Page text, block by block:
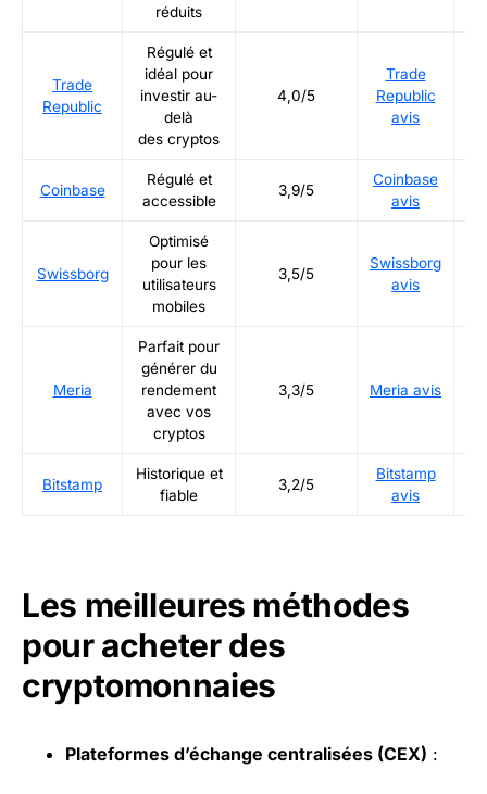
réduits
Trade
Republic
Régulé et
idéal pour
investir au-
delà
des cryptos
4,0/5
Trade
Republic
avis
Coinbase
Régulé et
accessible
3,9/5
Coinbase
avis
Swissborg
Optimisé
pour les
utilisateurs
mobiles
3,5/5
Swissborg
avis
Meria
Parfait pour
générer du
rendement
avec vos
cryptos
3,3/5 Meria avis
Bitstamp
Historique et
fiable
3,2/5
Bitstamp
avis
Les meilleures méthodes
pour acheter des
cryptomonnaies
Plateformes d’échange centralisées (CEX) :